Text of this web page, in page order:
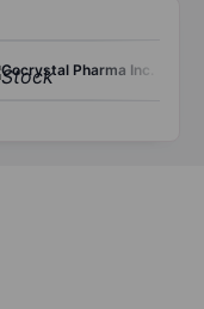
Cocrystal Pharma Inc.